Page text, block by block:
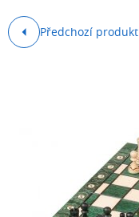
Předchozí produkt